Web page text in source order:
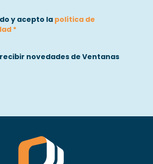
y acepto la política de
*
novedades de Ventanas